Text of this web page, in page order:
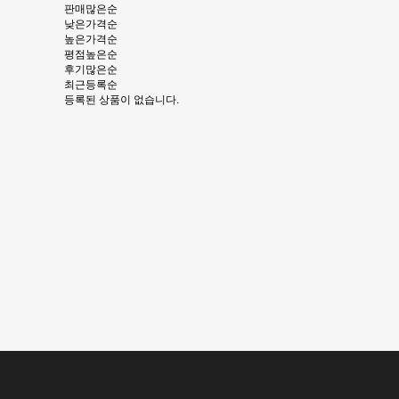
판매많은순
낮은가격순
높은가격순
평점높은순
후기많은순
최근등록순
등록된 상품이 없습니다.